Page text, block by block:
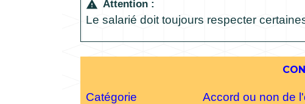
warning Attention :
Le salarié doit toujours respecter
Catégorie Accord ou non de